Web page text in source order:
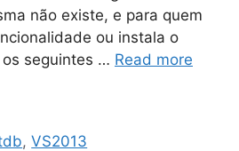
não existe, e para quem
ou instala o
seguintes … Read more
,VS2013